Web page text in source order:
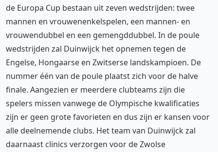
de Europa Cup bestaan uit zeven wedstrijden: twee
mannen en vrouwenenkelspelen, een mannen- en
vrouwendubbel en een gemengddubbel. In de poule
wedstrijden zal Duinwijck het opnemen tegen de
Engelse, Hongaarse en Zwitserse landskampioen. De
nummer één van de poule plaatst zich voor de halve
finale. Aangezien er meerdere clubteams zijn die
spelers missen vanwege de Olympische kwalificaties
zijn er geen grote favorieten en dus zijn er kansen voor
alle deelnemende clubs. Het team van Duinwijck zal
daarnaast clinics verzorgen voor de Zwolse